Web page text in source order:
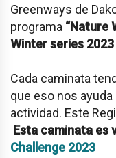
Greenways de
programa “Nature
Winter series 2023
Cada caminata
que eso nos
actividad. Este
Esta caminata es
Challenge 2023